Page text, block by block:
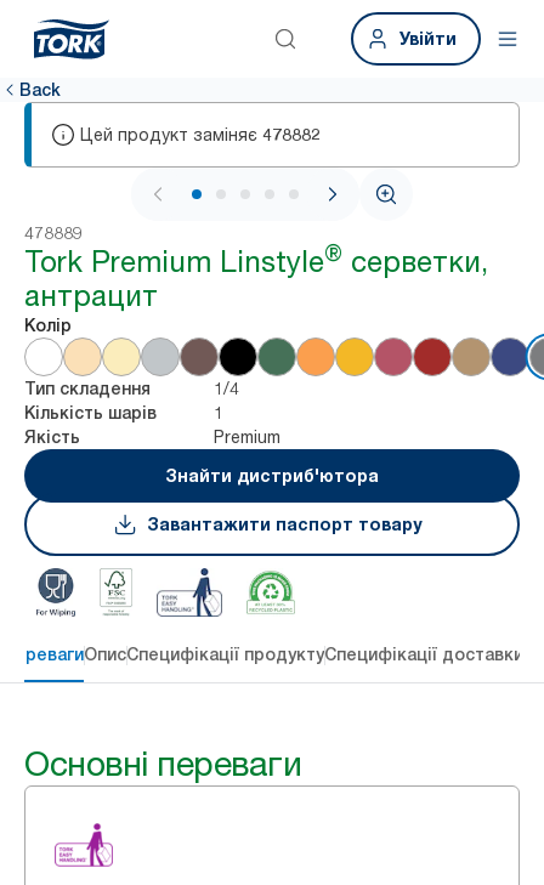
Увійти
Back
Цей продукт заміняє 478882
1 / 5
478889
Tork Premium Linstyle® серветки,
антрацит
Колір
Тип складення 1/4
Кількість шарів 1
Якість
Premium
Знайти дистриб'ютора
Завантажити паспорт товару
перевагиОписСпецифікації продуктуСпецифікації доставки
Основні переваги